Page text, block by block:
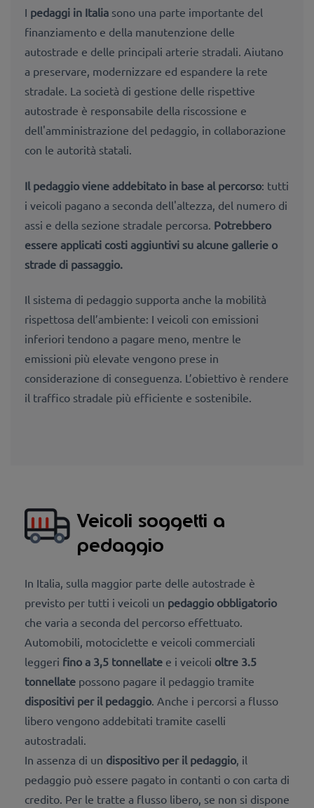
I pedaggi in Italia sono una parte importante del
finanziamento e della manutenzione delle
autostrade e delle principali arterie stradali. Aiutano
a preservare, modernizzare ed espandere la rete
stradale. La società di gestione delle rispettive
autostrade è responsabile della riscossione e
dell'amministrazione del pedaggio, in collaborazione
con le autorità statali.
Il pedaggio viene addebitato in base al percorso: tutti
i veicoli pagano a seconda dell'altezza, del numero di
assi e della sezione stradale percorsa. Potrebbero
essere applicati costi aggiuntivi su alcune gallerie o
strade di passaggio.
Il sistema di pedaggio supporta anche la mobilità
rispettosa dell’ambiente: I veicoli con emissioni
inferiori tendono a pagare meno, mentre le
emissioni più elevate vengono prese in
considerazione di conseguenza. L’obiettivo è rendere
il traffico stradale più efficiente e sostenibile.
Veicoli soggetti a
pedaggio
In Italia, sulla maggior parte delle autostrade è
previsto per tutti i veicoli un pedaggio obbligatorio
che varia a seconda del percorso effettuato.
Automobili, motociclette e veicoli commerciali
leggeri fino a 3,5 tonnellate e i veicoli oltre 3.5
tonnellate possono pagare il pedaggio tramite
dispositivi per il pedaggio. Anche i percorsi a flusso
libero vengono addebitati tramite caselli
autostradali.
In assenza di un dispositivo per il pedaggio, il
pedaggio può essere pagato in contanti o con carta di
credito . Per le tratte a flusso libero, se non si dispone